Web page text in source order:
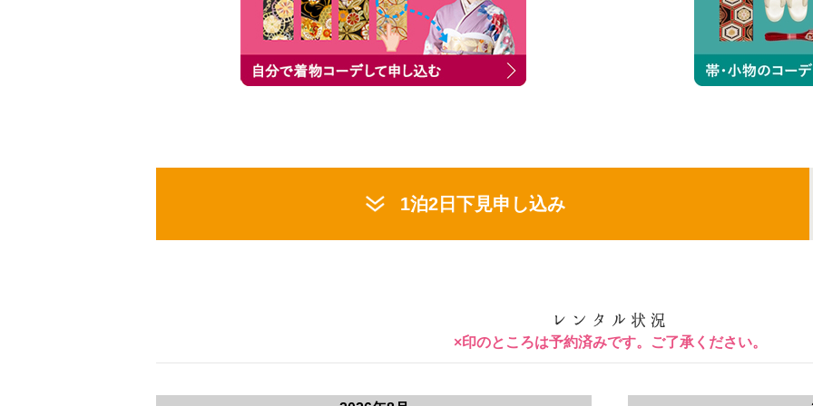
1泊2日下見申し込み
×印のところは予約済みです。ご了承ください。